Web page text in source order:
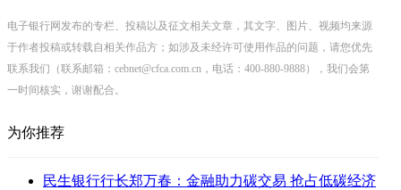
电子银行网发布的专栏、投稿以及征文相关文章，其文字、图片、视频均来源
于作者投稿或转载自相关作品方；如涉及未经许可使用作品的问题，请您优先
联系我们（联系邮箱：cebnet@cfca.com.cn，电话：400-880-9888），我们会第
一时间核实，谢谢配合。
为你推荐
民生银行行长郑万春：金融助力碳交易 抢占低碳经济